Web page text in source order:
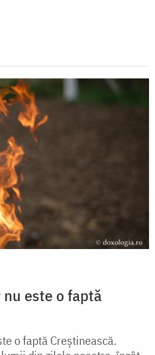
este o faptă
o faptă Creștinească.